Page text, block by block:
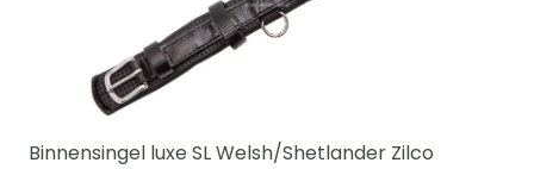
Binnensingel luxe SL Welsh/Shetlander Zilco